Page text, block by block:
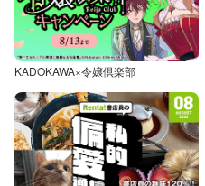
KADOKAWA×令嬢倶楽部